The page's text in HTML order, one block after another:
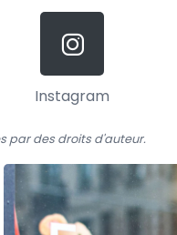
Instagram
par des droits d'auteur.